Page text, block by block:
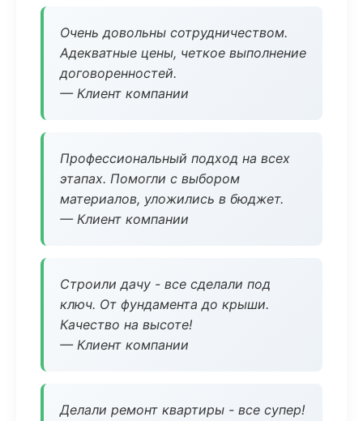
Очень довольны сотрудничеством.
Адекватные цены, четкое выполнение
договоренностей.
— Клиент компании
Профессиональный подход на всех
этапах. Помогли с выбором
материалов, уложились в бюджет.
— Клиент компании
Строили дачу - все сделали под
ключ. От фундамента до крыши.
Качество на высоте!
— Клиент компании
Делали ремонт квартиры - все супер!